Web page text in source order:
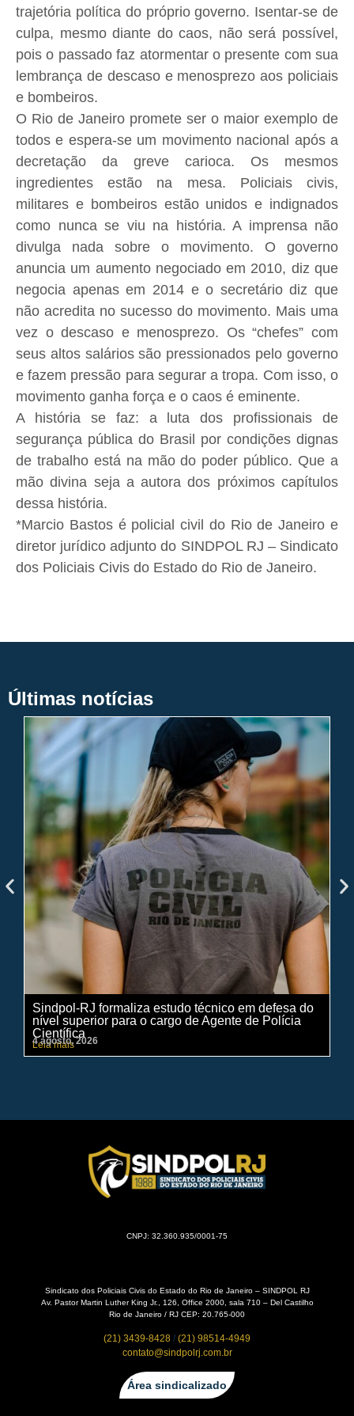
trajetória política do próprio governo. Isentar-se de
culpa, mesmo diante do caos, não será possível,
pois o passado faz atormentar o presente com sua
lembrança de descaso e menosprezo aos policiais
e bombeiros.
O Rio de Janeiro promete ser o maior exemplo de
todos e espera-se um movimento nacional após a
decretação da greve carioca. Os mesmos
ingredientes estão na mesa. Policiais civis,
militares e bombeiros estão unidos e indignados
como nunca se viu na história. A imprensa não
divulga nada sobre o movimento. O governo
anuncia um aumento negociado em 2010, diz que
negocia apenas em 2014 e o secretário diz que
não acredita no sucesso do movimento. Mais uma
vez o descaso e menosprezo. Os “chefes” com
seus altos salários são pressionados pelo governo
e fazem pressão para segurar a tropa. Com isso, o
movimento ganha força e o caos é eminente.
A história se faz: a luta dos profissionais de
segurança pública do Brasil por condições dignas
de trabalho está na mão do poder público. Que a
mão divina seja a autora dos próximos capítulos
dessa história.
*Marcio Bastos é policial civil do Rio de Janeiro e
diretor jurídico adjunto do SINDPOL RJ – Sindicato
dos Policiais Civis do Estado do Rio de Janeiro.
Últimas notícias
Sindpol-RJ formaliza estudo técnico em defesa do
nível superior para o cargo de Agente de Polícia
Científica
Leia mais
4 agosto, 2026
CNPJ: 32.360.935/0001-75
Sindicato dos Policiais Civis do Estado do Rio de Janeiro – SINDPOL RJ
Av. Pastor Martin Luther King Jr., 126, Office 2000, sala 710 – Del Castilho
Rio de Janeiro / RJ CEP: 20.765-000
(21) 3439-8428 / (21) 98514-4949
contato@sindpolrj.com.br
Área sindicalizado